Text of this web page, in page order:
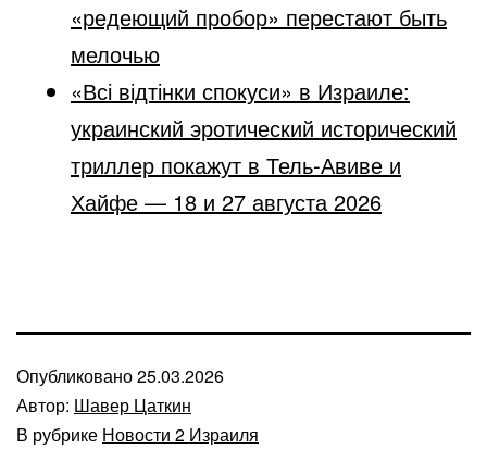
«редеющий пробор» перестают быть
мелочью
«Всі відтінки спокуси» в Израиле:
украинский эротический исторический
триллер покажут в Тель-Авиве и
Хайфе — 18 и 27 августа 2026
Опубликовано25.03.2026
Автор: Шавер Цаткин
В рубрике Новости 2 Израиля